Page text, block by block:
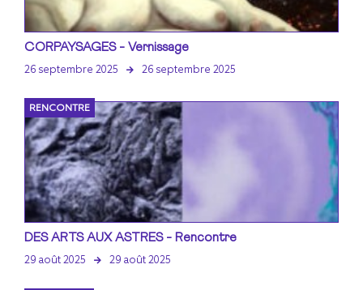
CORPAYSAGES - Vernissage
26 septembre 2025 26 septembre 2025
RENCONTRE
DES ARTS AUX ASTRES - Rencontre
29 août 2025 29 août 2025